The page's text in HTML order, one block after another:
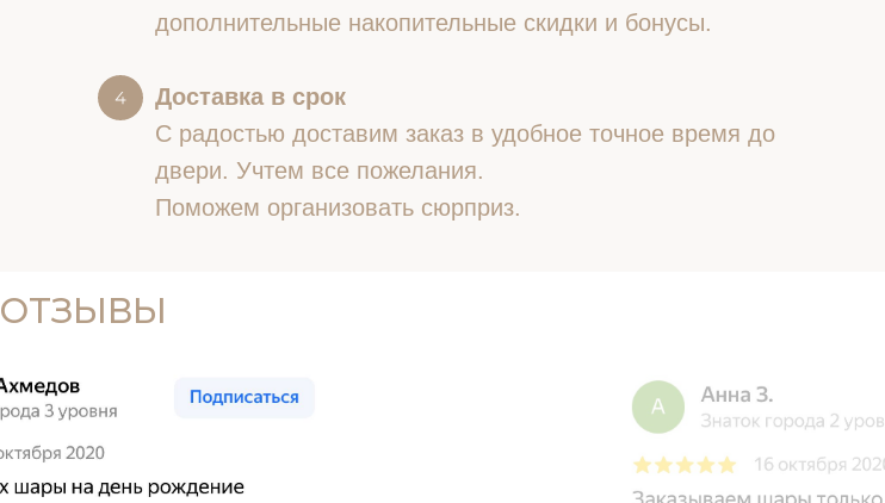
дополнительные накопительные скидки и бонусы.
Доставка в срок
С радостью доставим заказ в удобное точное время до
двери. Учтем все пожелания.
Поможем организовать сюрприз.
ОТЗЫВЫ